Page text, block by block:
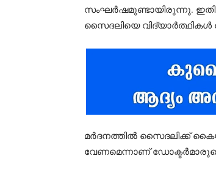
സംഘർഷമുണ്ടായിരുന്നു.
സൈദലിയെ വിദ്യാർത്ഥികൾ
മർദനത്തിൽ സൈദലിക്ക്
വേണമെന്നാണ്